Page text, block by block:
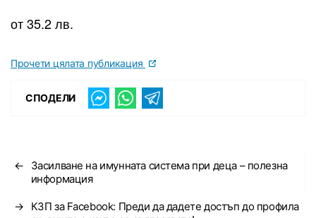
от 35.2 лв.
Прочети цялата публикация
СПОДЕЛИ
←
Засилване на имунната система при деца – полезна
информация
→
КЗП за Facebook: Преди да дадете достъп до профила